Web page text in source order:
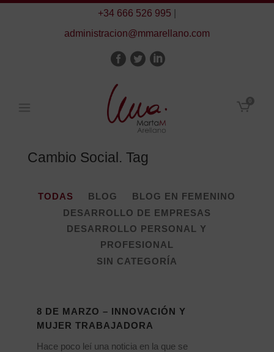
+34 666 526 995
administracion@mmarellano.com
0
Cambio Social. Tag
TODAS BLOG
BLOG EN FEMENINO
DESARROLLO DE EMPRESAS
DESARROLLO PERSONAL Y
PROFESIONAL
SIN CATEGORÍA
8 DE MARZO – INNOVACIÓN Y
MUJER TRABAJADORA
Hace poco leí una noticia en la que se